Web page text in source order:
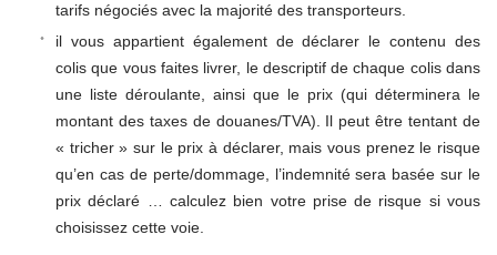
tarifs négociés avec la majorité des transporteurs.
il vous appartient également de déclarer le contenu des
colis que vous faites livrer, le descriptif de chaque colis dans
une liste déroulante, ainsi que le prix (qui déterminera le
montant des taxes de douanes/TVA). Il peut être tentant de
« tricher » sur le prix à déclarer, mais vous prenez le risque
qu’en cas de perte/dommage, l’indemnité sera basée sur le
prix déclaré … calculez bien votre prise de risque si vous
choisissez cette voie.